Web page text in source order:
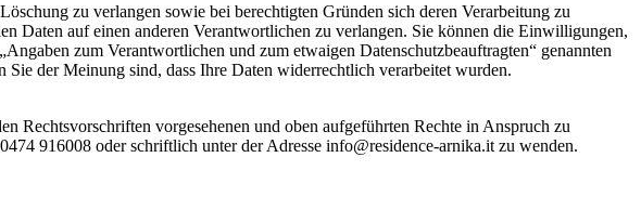
zu verlangen sowie bei berechtigten Gründen sich deren Verarbeitung zu
Daten auf einen anderen Verantwortlichen zu verlangen. Sie können die Einwilligungen,
zum Verantwortlichen und zum etwaigen Datenschutzbeauftragten“ genannten
der Meinung sind, dass Ihre Daten widerrechtlich verarbeitet wurden.
Rechtsvorschriften vorgesehenen und oben aufgeführten Rechte in Anspruch zu
916008 oder schriftlich unter der Adresse info@residence-arnika.it zu wenden.